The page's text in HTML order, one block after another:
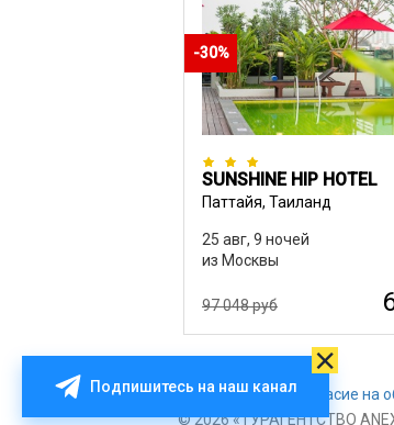
-30%
SUNSHINE HIP HOTEL
Паттайя, Таиланд
25 авг, 9 ночей
из Москвы
97 048 руб
Оплата туров Согласие на
© 2026 «ТУРАГЕНТСТВО
Подпишитесь на наш канал